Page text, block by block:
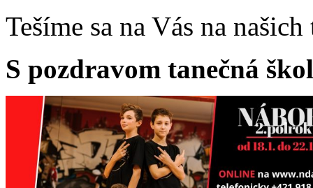
Tešíme sa na Vás na
S pozdravom tanečná